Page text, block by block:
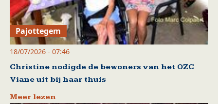
Pajottegem
18/07/2026 - 07:46
Christine nodigde de bewoners van het OZC
Viane uit bij haar thuis
Meer lezen